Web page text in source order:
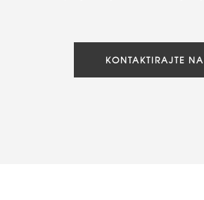
KONTAKTIRAJTE